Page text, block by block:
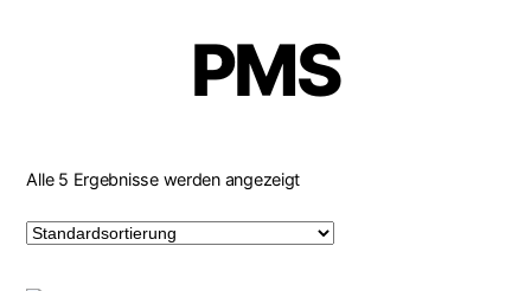
PMS
Alle 5 Ergebnisse werden angezeigt